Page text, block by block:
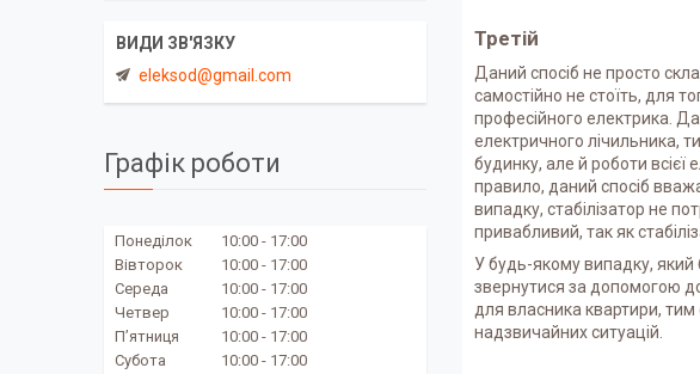
Третій
Даний спосіб не просто
самостійно не стоїть, для
професійного електрика.
електричного лічильника,
будинку, але й роботи всієї
правило, даний спосіб
випадку, стабілізатор не
привабливий, так як
У будь-якому випадку, який
звернутися за допомогою
для власника квартири,
надзвичайних ситуацій.
eleksod@gmail.com
Графік роботи
Понеділок 10:00
17:00
Вівторок
10:00
17:00
Середа
10:00
17:00
Четвер
10:00
17:00
Пʼятниця
10:00
17:00
Субота
10:00
17:00